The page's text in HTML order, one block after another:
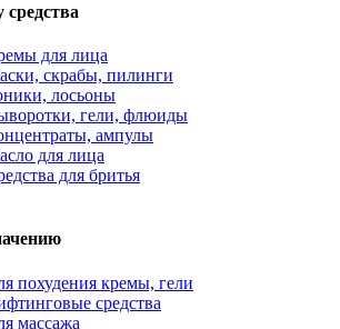
средства
для лица
скрабы, пилинги
лосьоны
гели, флюиды
ампулы
для лица
для бритья
похудения кремы, гели
средства
массажа